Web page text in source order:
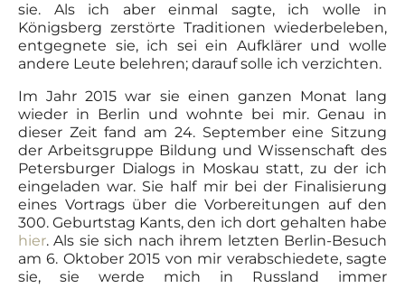
sie. Als ich aber einmal sagte, ich wolle in
Königsberg zerstörte Traditionen wiederbeleben,
entgegnete sie, ich sei ein Aufklärer und wolle
andere Leute belehren; darauf solle ich verzichten.
Im Jahr 2015 war sie einen ganzen Monat lang
wieder in Berlin und wohnte bei mir. Genau in
dieser Zeit fand am 24. September eine Sitzung
der Arbeitsgruppe Bildung und Wissenschaft des
Petersburger Dialogs in Moskau statt, zu der ich
eingeladen war. Sie half mir bei der Finalisierung
eines Vortrags über die Vorbereitungen auf den
300. Geburtstag Kants, den ich dort gehalten habe
hier. Als sie sich nach ihrem letzten Berlin-Besuch
am 6. Oktober 2015 von mir verabschiedete, sagte
sie, sie werde mich in Russland immer